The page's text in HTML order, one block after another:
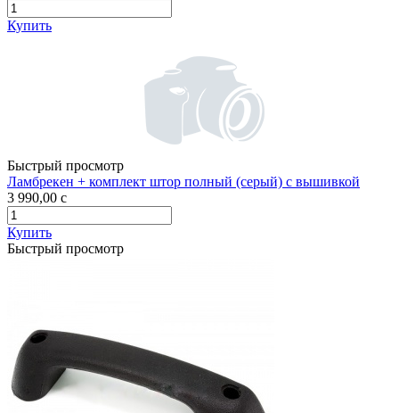
Купить
Быстрый просмотр
Ламбрекен + комплект штор полный (серый) с вышивкой
3 990,00 c
Купить
Быстрый просмотр